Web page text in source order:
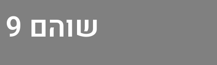
שוהם 9 בניין משרדים חברת שפיר